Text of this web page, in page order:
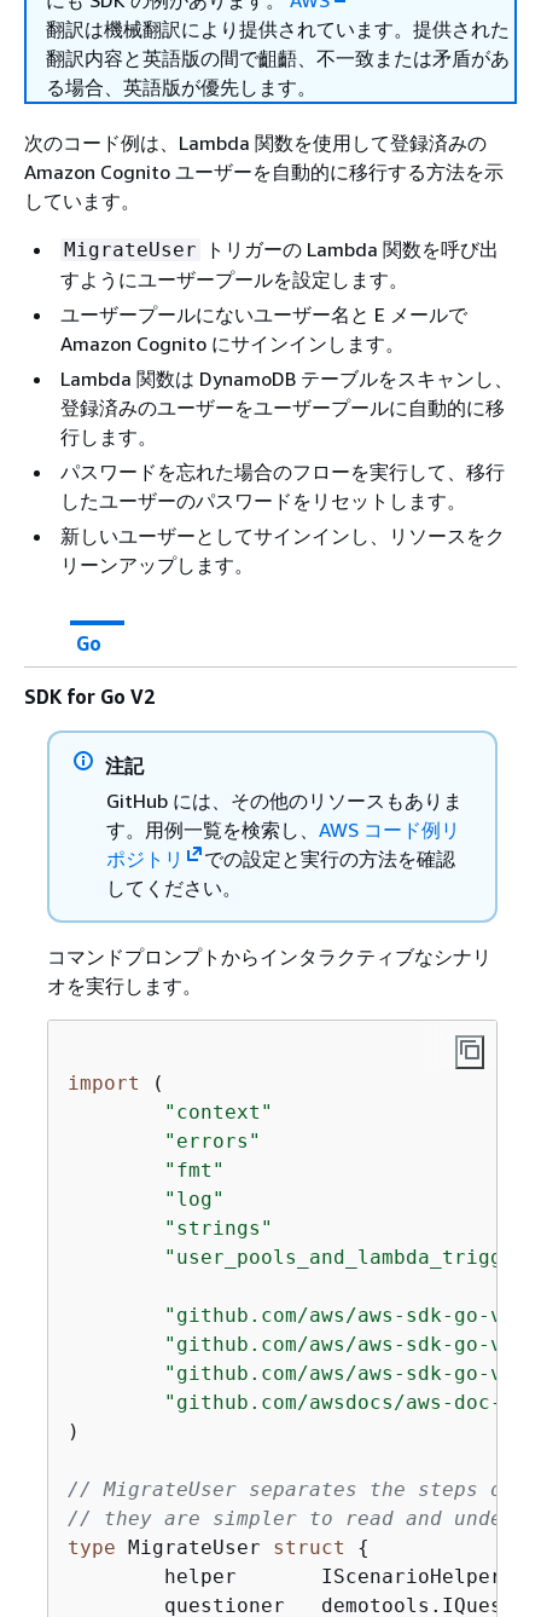
翻訳は機械翻訳により提供されています。提供された
翻訳内容と英語版の間で齟齬、不一致または矛盾があ
る場合、英語版が優先します。
次のコード例は、Lambda 関数を使用して登録済みの
Amazon Cognito ユーザーを自動的に移行する方法を示
しています。
MigrateUser
トリガーの Lambda 関数を呼び出
すようにユーザープールを設定します。
ユーザープールにないユーザー名と E メールで
Amazon Cognito にサインインします。
Lambda 関数は DynamoDB テーブルをスキャンし、
登録済みのユーザーをユーザープールに自動的に移
行します。
パスワードを忘れた場合のフローを実行して、移行
したユーザーのパスワードをリセットします。
新しいユーザーとしてサインインし、リソースをク
リーンアップします。
Go
SDK for Go V2
注記
GitHub には、その他のリソースもありま
す。用例一覧を検索し、 AWS コード例リ
ポジトリ
での設定と実行の方法を確認
してください。
コマンドプロンプトからインタラクティブなシナリ
オを実行します。
import (
"context"
"errors"
"fmt"
"log"
"strings"
"github.com/aws/aws-sdk-go-v2/
"github.com/aws/aws-sdk-go-
"github.com/aws/aws-sdk-go-
"github.com/awsdocs/aws-doc-
)
// MigrateUser separates the steps
// they are simpler to read and
type MigrateUser struct
{